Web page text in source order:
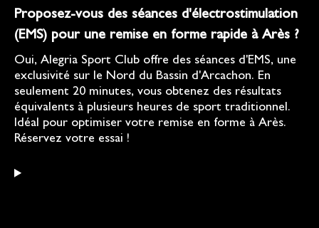
Proposez-vous des séances d'électrostimulation
(EMS) pour une remise en forme rapide à Arès ?
Oui, Alegria Sport Club offre des séances d'EMS, une
exclusivité sur le Nord du Bassin d'Arcachon. En
seulement 20 minutes, vous obtenez des résultats
équivalents à plusieurs heures de sport traditionnel.
Idéal pour optimiser votre remise en forme à Arès.
Réservez votre essai !